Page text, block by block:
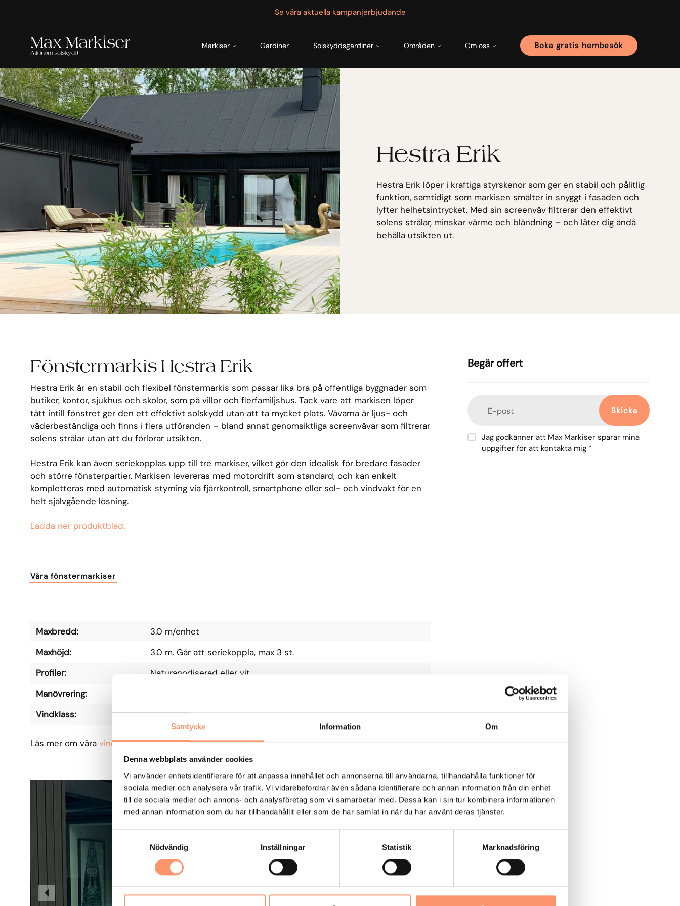
Samtycke Information Om
Denna webbplats använder cookies
Vi använder enhetsidentifierare för att anpassa innehållet och annonserna till användarna, tillhandahålla funktioner för
sociala medier och analysera vår trafik. Vi vidarebefordrar även sådana identifierare och annan information från din enhet
till de sociala medier och annons- och analysföretag som vi samarbetar med. Dessa kan i sin tur kombinera informationen
med annan information som du har tillhandahållit eller som de har samlat in när du har använt deras tjänster.
Nödvändig Inställningar Statistik Marknadsföring
Se våra aktuella kampanjerbjudande
Markiser Gardiner Solskyddsgardiner Områden Om oss Boka gratis hembesök
Hestra Erik
Hestra Erik löper i kraftiga styrskenor som ger en stabil och pålitlig
funktion, samtidigt som markisen smälter in snyggt i fasaden och
lyfter helhetsintrycket. Med sin screenväv filtrerar den effektivt
solens strålar, minskar värme och bländning – och låter dig ändå
behålla utsikten ut.
Begär offert
E-post Skicka
Jag godkänner att Max Markiser sparar mina
uppgifter för att kontakta mig *
Fönstermarkis Hestra Erik
Hestra Erik är en stabil och flexibel fönstermarkis som passar lika bra på offentliga byggnader som
butiker, kontor, sjukhus och skolor, som på villor och flerfamiljshus. Tack vare att markisen löper
tätt intill fönstret ger den ett effektivt solskydd utan att ta mycket plats. Vävarna är ljus- och
väderbeständiga och finns i flera utföranden – bland annat genomsiktliga screenvävar som filtrerar
solens strålar utan att du förlorar utsikten.
Hestra Erik kan även seriekopplas upp till tre markiser, vilket gör den idealisk för bredare fasader
och större fönsterpartier. Markisen levereras med motordrift som standard, och kan enkelt
kompletteras med automatisk styrning via fjärrkontroll, smartphone eller sol- och vindvakt för en
helt självgående lösning.
Ladda ner produktblad.
Våra fönstermarkiser
Maxbredd:
3.0 m/enhet
Maxhöjd:
3.0 m. Går att seriekoppla, max 3 st.
Profiler:
Naturanodiserad eller vit
Manövrering:
Vindklass:
3 enligt EN13561
Läs mer om våra vindklasser.